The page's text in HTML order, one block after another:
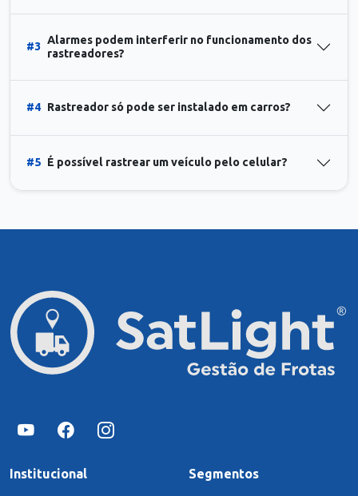
#3
Alarmes podem interferir no funcionamento dos
rastreadores?
#4 Rastreador só pode ser instalado em carros?
#5 É possível rastrear um veículo pelo celular?
Institucional Segmentos